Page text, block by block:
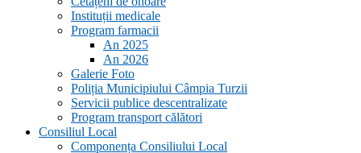
Instituții medicale
Program farmacii
An 2025
An 2026
Galerie Foto
Poliția Municipiului Câmpia Turzii
Servicii publice descentralizate
Program transport călători
Consiliul Local
Componența Consiliului Local